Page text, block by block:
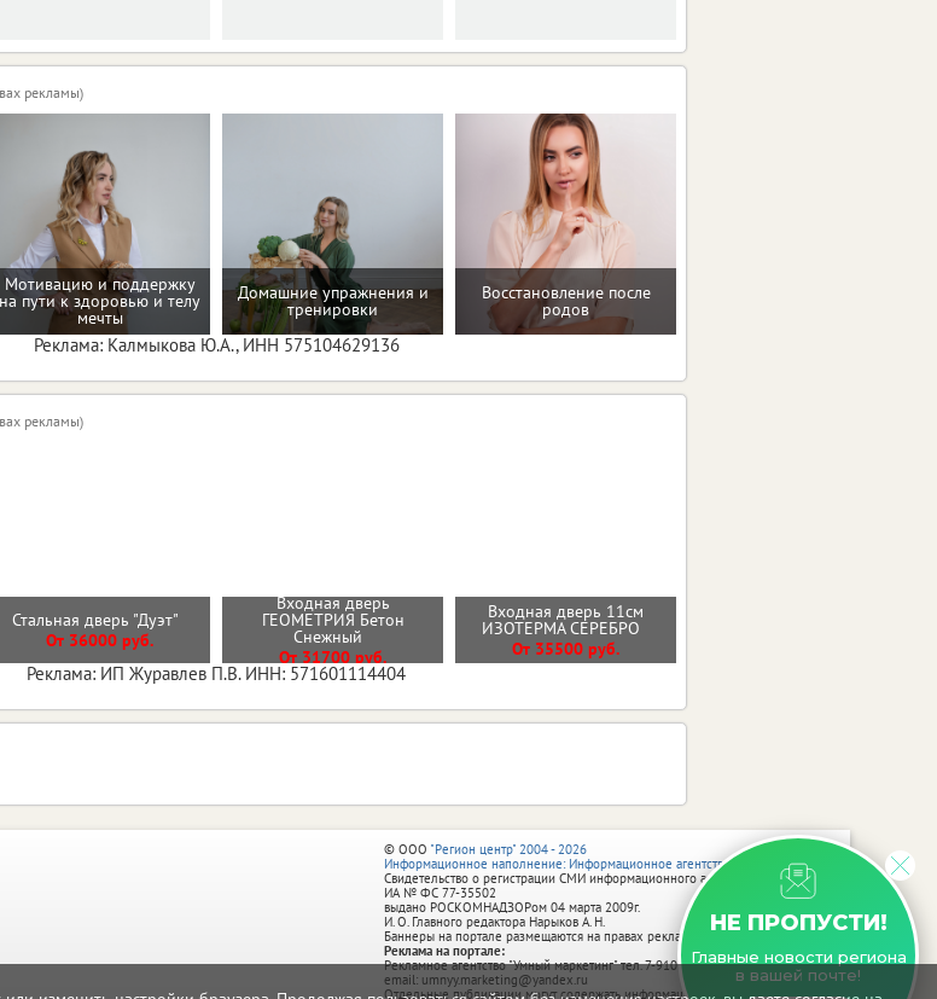
рекламы)
Мотивацию и поддержку
на пути к здоровью и телу
мечты
Домашние упражнения и
тренировки
Восстановление после
родов
Реклама: Калмыкова Ю.А., ИНН 575104629136
рекламы)
Стальная дверь "Дуэт"
От 36000 руб.
Входная дверь
ГЕОМЕТРИЯ Бетон
Снежный
От 31700 руб.
Входная дверь 11см
ИЗОТЕРМА СЕРЕБРО
От 35500 руб.
Реклама: ИП Журавлев П.В. ИНН: 571601114404
НЕ ПРОПУСТИ!
Главные новости региона
в вашей почте!
© ООО "Регион центр" 2004 - 2026
Информационное наполнение: Информационное агентство vRossii.ru
Свидетельство о регистрации СМИ информационного агентства vRossii.ru
ИА № ФС 77‑35502
выдано РОСКОМНАДЗОРом 04 марта 2009г.
И. О. Главного редактора Нарыков А. Н.
Баннеры на портале размещаются на правах рекламы.
Реклама на портале:
Рекламное агентство "Умный маркетинг" тел. 7-910-267-70-40,
email: umnyy.marketing@yandex.ru
Отдельные публикации могут содержать информацию, не предназначенную